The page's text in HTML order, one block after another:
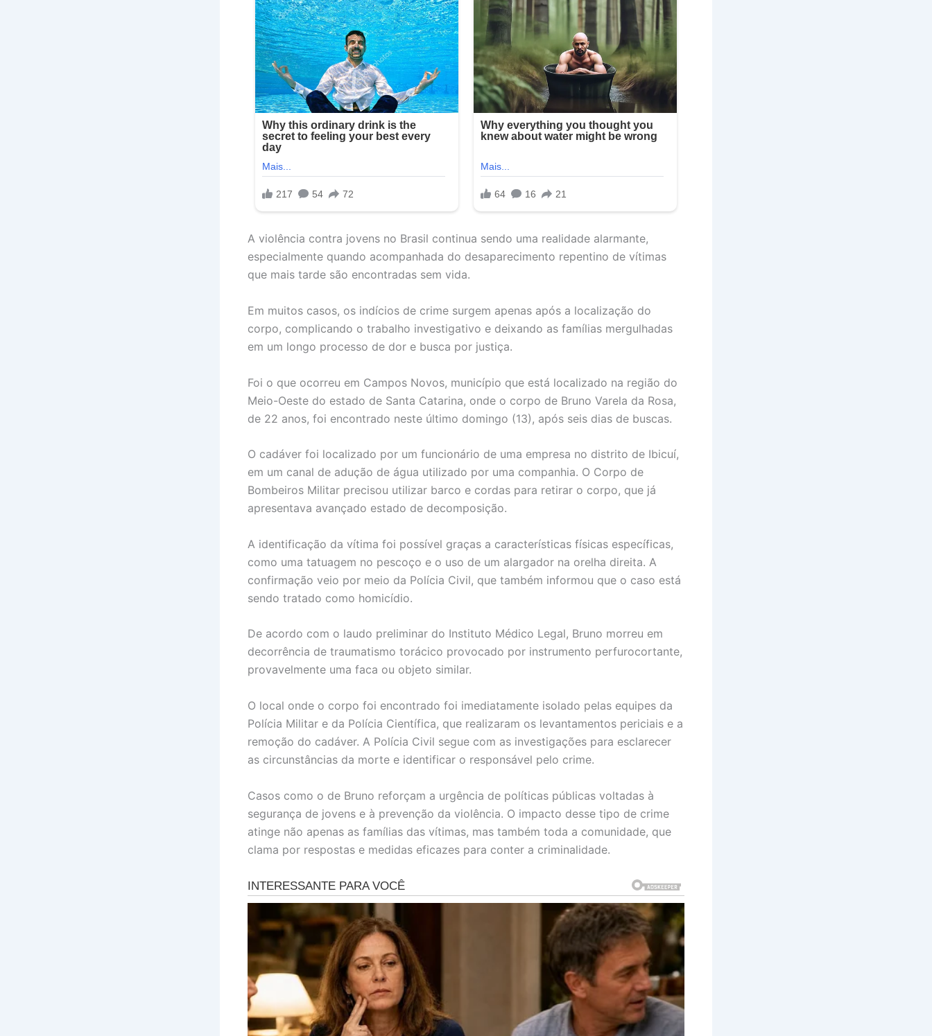
A violência contra jovens no Brasil continua sendo uma realidade alarmante,
especialmente quando acompanhada do desaparecimento repentino de vítimas
que mais tarde são encontradas sem vida.
Em muitos casos, os indícios de crime surgem apenas após a localização do
corpo, complicando o trabalho investigativo e deixando as famílias mergulhadas
em um longo processo de dor e busca por justiça.
Foi o que ocorreu em Campos Novos, município que está localizado na região do
Meio-Oeste do estado de Santa Catarina, onde o corpo de Bruno Varela da Rosa,
de 22 anos, foi encontrado neste último domingo (13), após seis dias de buscas.
O cadáver foi localizado por um funcionário de uma empresa no distrito de Ibicuí,
em um canal de adução de água utilizado por uma companhia. O Corpo de
Bombeiros Militar precisou utilizar barco e cordas para retirar o corpo, que já
apresentava avançado estado de decomposição.
A identificação da vítima foi possível graças a características físicas específicas,
como uma tatuagem no pescoço e o uso de um alargador na orelha direita. A
confirmação veio por meio da Polícia Civil, que também informou que o caso está
sendo tratado como homicídio.
De acordo com o laudo preliminar do Instituto Médico Legal, Bruno morreu em
decorrência de traumatismo torácico provocado por instrumento perfurocortante,
provavelmente uma faca ou objeto similar.
O local onde o corpo foi encontrado foi imediatamente isolado pelas equipes da
Polícia Militar e da Polícia Científica, que realizaram os levantamentos periciais e a
remoção do cadáver. A Polícia Civil segue com as investigações para esclarecer
as circunstâncias da morte e identificar o responsável pelo crime.
Casos como o de Bruno reforçam a urgência de políticas públicas voltadas à
segurança de jovens e à prevenção da violência. O impacto desse tipo de crime
atinge não apenas as famílias das vítimas, mas também toda a comunidade, que
clama por respostas e medidas eficazes para conter a criminalidade.